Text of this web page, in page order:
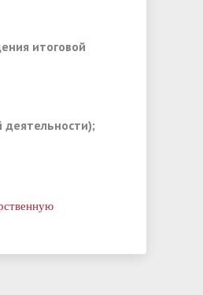
итоговой
деятельности);